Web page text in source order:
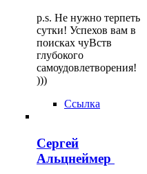
p.s. Не нужно терпеть
сутки! Успехов вам в
поисках чуВств
глубокого
самоудовлетворения!
)))
Ссылка
Сергей
Альцнеймер